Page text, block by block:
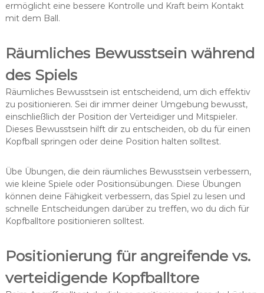
ermöglicht eine bessere Kontrolle und Kraft beim Kontakt
mit dem Ball.
Räumliches Bewusstsein während
des Spiels
Räumliches Bewusstsein ist entscheidend, um dich effektiv
zu positionieren. Sei dir immer deiner Umgebung bewusst,
einschließlich der Position der Verteidiger und Mitspieler.
Dieses Bewusstsein hilft dir zu entscheiden, ob du für einen
Kopfball springen oder deine Position halten solltest.
Übe Übungen, die dein räumliches Bewusstsein verbessern,
wie kleine Spiele oder Positionsübungen. Diese Übungen
können deine Fähigkeit verbessern, das Spiel zu lesen und
schnelle Entscheidungen darüber zu treffen, wo du dich für
Kopfballtore positionieren solltest.
Positionierung für angreifende vs.
verteidigende Kopfballtore